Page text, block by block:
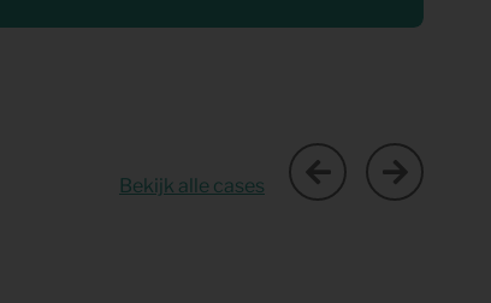
Bekijk alle cases